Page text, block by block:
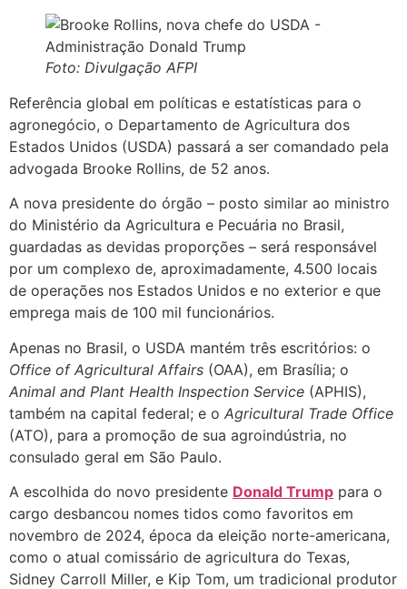
Foto: Divulgação AFPI
Referência global em políticas e estatísticas para o
agronegócio, o Departamento de Agricultura dos
Estados Unidos (USDA) passará a ser comandado pela
advogada Brooke Rollins, de 52 anos.
A nova presidente do órgão – posto similar ao ministro
do Ministério da Agricultura e Pecuária no Brasil,
guardadas as devidas proporções – será responsável
por um complexo de, aproximadamente, 4.500 locais
de operações nos Estados Unidos e no exterior e que
emprega mais de 100 mil funcionários.
Apenas no Brasil, o USDA mantém três escritórios: o
Office of Agricultural Affairs (OAA), em Brasília; o
Animal and Plant Health Inspection Service (APHIS),
também na capital federal; e o Agricultural Trade Office
(ATO), para a promoção de sua agroindústria, no
consulado geral em São Paulo.
A escolhida do novo presidente Donald Trump para o
cargo desbancou nomes tidos como favoritos em
novembro de 2024, época da eleição norte-americana,
como o atual comissário de agricultura do Texas,
Sidney Carroll Miller, e Kip Tom, um tradicional produtor